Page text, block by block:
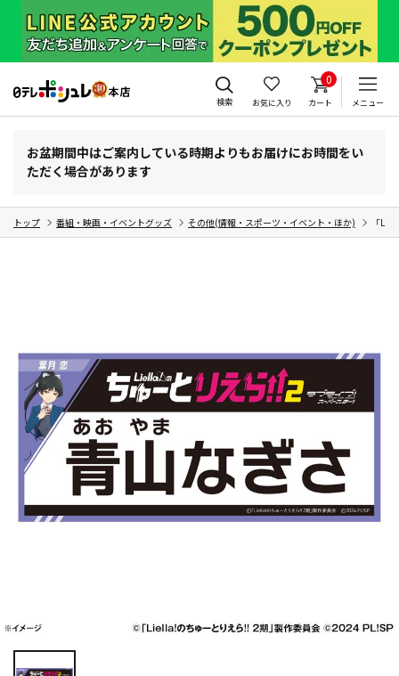
検索 お気に入り
0
カート メニュー
お盆期間中はご案内している時期よりもお届けにお時間をい
ただく場合があります
トップ 番組・映画・イベントグッズ その他(情報・スポーツ・イベント・ほか) 「